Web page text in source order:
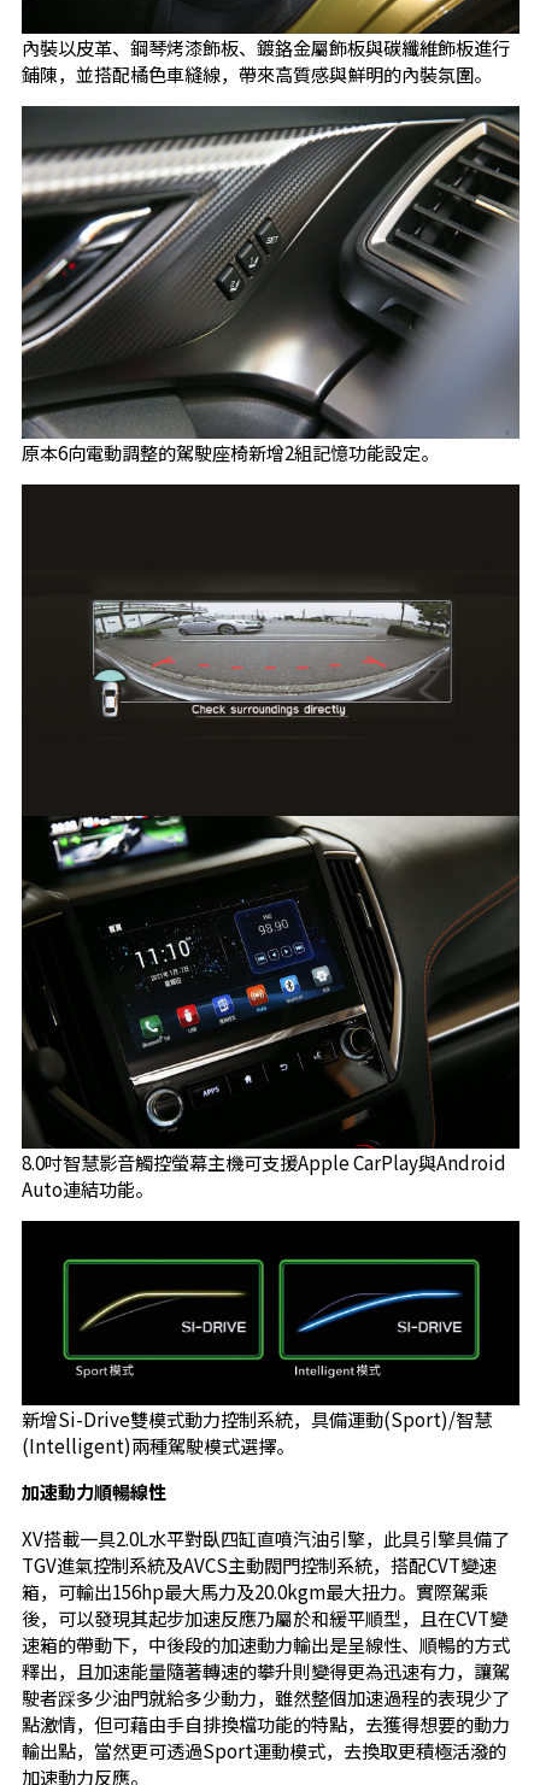
內裝以皮革、鋼琴烤漆飾板、鍍鉻金屬飾板與碳纖維飾板進行
鋪陳，並搭配橘色車縫線，帶來高質感與鮮明的內裝氛圍。
原本6向電動調整的駕駛座椅新增2組記憶功能設定。
8.0吋智慧影音觸控螢幕主機可支援Apple CarPlay與Android
Auto連結功能。
新增Si-Drive雙模式動力控制系統，具備運動(Sport)/智慧
(Intelligent)兩種駕駛模式選擇。
加速動力順暢線性
XV搭載一具2.0L水平對臥四缸直噴汽油引擎，此具引擎具備了
TGV進氣控制系統及AVCS主動閥門控制系統，搭配CVT變速
箱，可輸出156hp最大馬力及20.0kgm最大扭力。實際駕乘
後，可以發現其起步加速反應乃屬於和緩平順型，且在CVT變
速箱的帶動下，中後段的加速動力輸出是呈線性、順暢的方式
釋出，且加速能量隨著轉速的攀升則變得更為迅速有力，讓駕
駛者踩多少油門就給多少動力，雖然整個加速過程的表現少了
點激情，但可藉由手自排換檔功能的特點，去獲得想要的動力
輸出點，當然更可透過Sport運動模式，去換取更積極活潑的
加速動力反應。